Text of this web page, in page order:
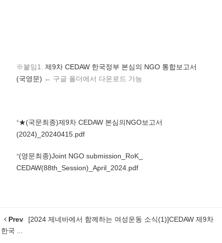
※붙임1.제9차 CEDAW 한국정부 본심의 NGO 통합보고서
(국영문) ← 구글 폴더에서 다운로드 가능
*★(국문최종)제9차 CEDAW 본심의NGO보고서
(2024)_20240415.pdf
*(영문최종)Joint NGO submission_RoK_
CEDAW(88th_Session)_April_2024.pdf
Prev
[2024 제네바에서 함께하는 여성운동 소식(1)]CEDAW 제9차
한국 ...